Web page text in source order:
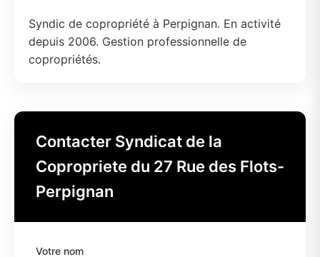
Syndic de copropriété à Perpignan. En activité
depuis 2006. Gestion professionnelle de
copropriétés.
Contacter Syndicat de la
Copropriete du 27 Rue des Flots-
Perpignan
Votre nom